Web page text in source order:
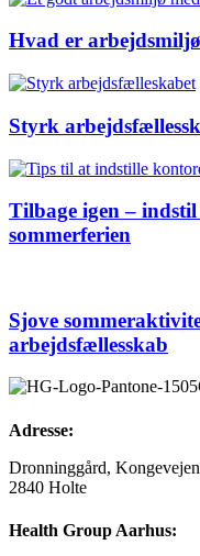
Hvad er
Styrk
Tilbage igen –
sommerferien
Sjove
arbejdsfællesskab
Adresse:
Dronninggård,
2840 Holte
Health Group Aarhus: